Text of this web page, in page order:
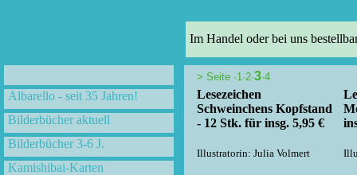
Im Handel oder bei uns
Albarello - seit 35 Jahren!
Bilderbücher aktuell
Bilderbücher 3-6 J.
Kamishibai-Karten
> Seite ·1·2·3·4
Lesezeichen
Schweinchens Kopfstand
- 12 Stk. für insg. 5,95 €
Illustratorin: Julia Volmert